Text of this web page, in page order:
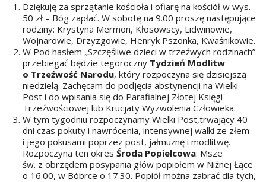
Dziękuję za sprzątanie kościoła i ofiarę na kościół w wys.
50 zł – Bóg zapłać. W sobotę na 9.00 proszę następujące
rodziny: Krystyna Mermon, Kłosowscy, Lidwinowie,
Wojnarowie, Drzyzgowie, Henryk Pszonka, Kwaśnikowie.
W Pod hasłem „Szczęśliwe dzieci w trzeźwych rodzinach”
przebiegać będzie tegoroczny Tydzień Modlitw
o Trzeźwość Narodu, który rozpoczyna się dzisiejszą
niedzielą. Zachęcam do podjęcia abstynencji na Wielki
Post i do wpisania się do Parafialnej Złotej Księgi
Trzeźwościowej lub Krucjaty Wyzwolenia Człowieka.
W tym tygodniu rozpoczynamy Wielki Post,trwający 40
dni czas pokuty i nawrócenia, intensywnej walki ze złem
i jego pokusami poprzez post, jałmużnę i modlitwę.
Rozpoczyna ten okres Środa Popielcowa: Msze
św. z obrzędem posypania głów popiołem w Niżnej Łące
o 16.00, w Bóbrce o 17.30. Popiół można zabrać dla tych,